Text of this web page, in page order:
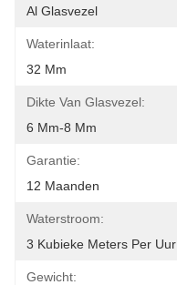
Al Glasvezel
Waterinlaat:
32 Mm
Dikte Van Glasvezel:
6 Mm-8 Mm
Garantie:
12 Maanden
Waterstroom:
3 Kubieke Meters Per Uur
Gewicht: